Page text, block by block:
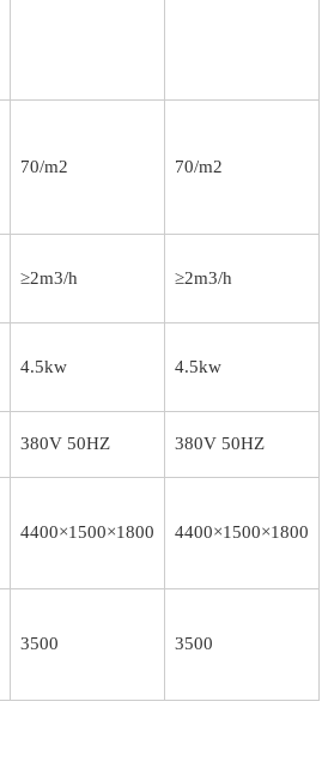
70/m2 70/m2
≥2m3/h ≥2m3/h
4.5kw 4.5kw
380V 50HZ 380V 50HZ
4400×1500×1800 4400×1500×1800
3500 3500